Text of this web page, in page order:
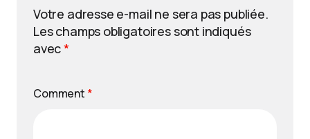
Votre adresse e-mail ne sera pas publiée.
Les champs obligatoires sont indiqués
avec*
Comment *